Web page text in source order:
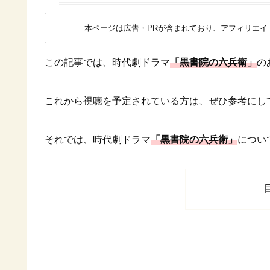
本ページは広告・PRが含まれており、アフィリエ
この記事では、時代劇ドラマ「黒書院の六兵衛」の
これから視聴を予定されている方は、ぜひ参考にし
それでは、時代劇ドラマ「黒書院の六兵衛」につい